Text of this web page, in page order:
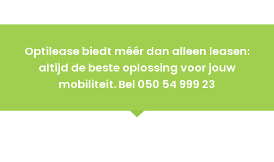
Optilease biedt méér dan alleen leasen:
altijd de beste oplossing voor jouw
mobiliteit. Bel 050 54 999 23